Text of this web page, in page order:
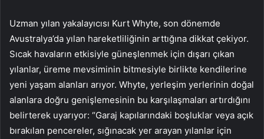
Uzman yılan yakalayıcısı Kurt Whyte, son dönemde
Avustralya’da yılan hareketliliğinin arttığına dikkat çekiyor.
Sıcak havaların etkisiyle güneşlenmek için dışarı çıkan
yılanlar, üreme mevsiminin bitmesiyle birlikte kendilerine
yeni yaşam alanları arıyor. Whyte, yerleşim yerlerinin doğal
alanlara doğru genişlemesinin bu karşılaşmaları artırdığını
belirterek uyarıyor: “Garaj kapılarındaki boşluklar veya açık
bırakılan pencereler, sığınacak yer arayan yılanlar için